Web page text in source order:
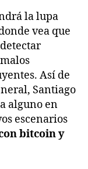
la lupa
vea que
Así de
Santiago
alguno en
escenarios
bitcoin y